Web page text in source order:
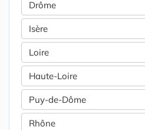
Drôme
Isère
Loire
Haute-Loire
Puy-de-Dôme
Rhône